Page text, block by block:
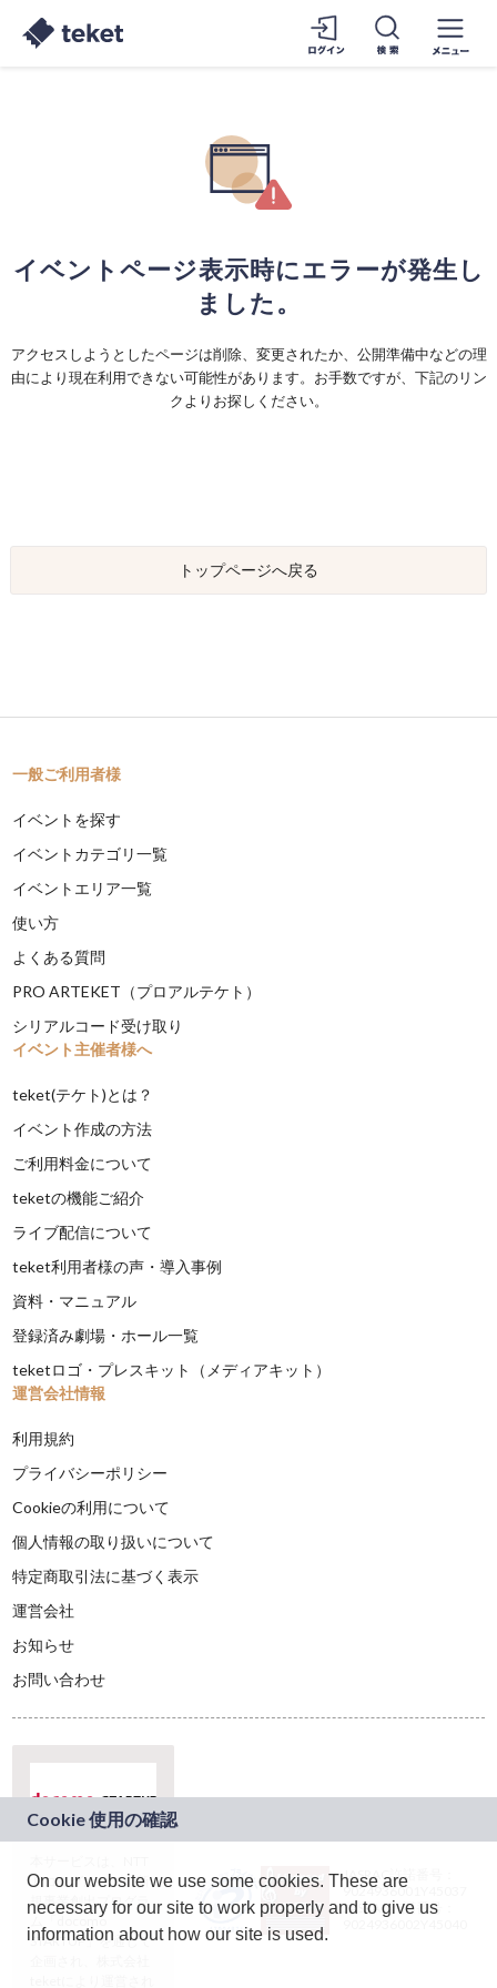
イベントページ表示時にエラーが発生し
ました。
アクセスしようとしたページは削除、変更されたか、公開準備中などの理
由により現在利用できない可能性があります。お手数ですが、下記のリン
クよりお探しください。
トップページへ戻る
一般ご利用者様
イベントを探す
イベントカテゴリ一覧
イベントエリア一覧
使い方
よくある質問
PRO ARTEKET（プロアルテケト）
シリアルコード受け取り
イベント主催者様へ
teket(テケト)とは？
イベント作成の方法
ご利用料金について
teketの機能ご紹介
ライブ配信について
teket利用者様の声・導入事例
資料・マニュアル
登録済み劇場・ホール一覧
teketロゴ・プレスキット（メディアキット）
運営会社情報
利用規約
プライバシーポリシー
Cookieの利用について
個人情報の取り扱いについて
特定商取引法に基づく表示
運営会社
お知らせ
お問い合わせ
ドコモグループの新
規事業創出プログラ
ム「docomo
STARTUP」を通じて
JASRAC許諾番号：
9024936001Y45037
JASRAC許諾番号：
On our website we use some cookies. These are
necessary for our site to work properly and to give us
information about how our site is used.